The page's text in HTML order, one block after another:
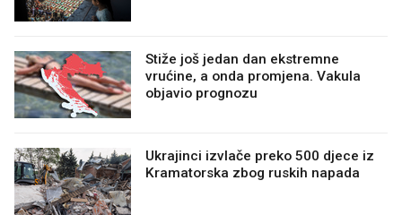
Stiže još jedan dan ekstremne
vrućine, a onda promjena. Vakula
objavio prognozu
Ukrajinci izvlače preko 500 djece iz
Kramatorska zbog ruskih napada